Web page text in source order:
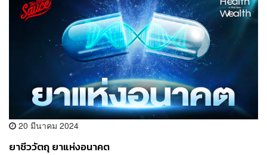
20 มีนาคม 2024
ยาชีววัตถุ ยาแห่งอนาคต